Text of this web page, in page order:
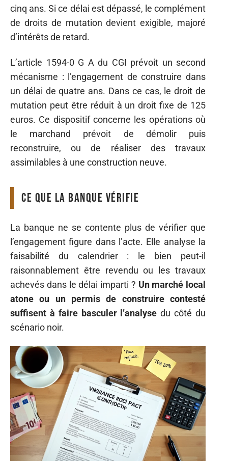
cinq ans. Si ce délai est dépassé, le complément
de droits de mutation devient exigible, majoré
d’intérêts de retard.
L’article 1594-0 G A du CGI prévoit un second
mécanisme : l’engagement de construire dans
un délai de quatre ans. Dans ce cas, le droit de
mutation peut être réduit à un droit fixe de 125
euros. Ce dispositif concerne les opérations où
le marchand prévoit de démolir puis
reconstruire, ou de réaliser des travaux
assimilables à une construction neuve.
Ce que la banque vérifie
La banque ne se contente plus de vérifier que
l’engagement figure dans l’acte. Elle analyse la
faisabilité du calendrier : le bien peut-il
raisonnablement être revendu ou les travaux
achevés dans le délai imparti ? Un marché local
atone ou un permis de construire contesté
suffisent à faire basculer l’analyse du côté du
scénario noir.